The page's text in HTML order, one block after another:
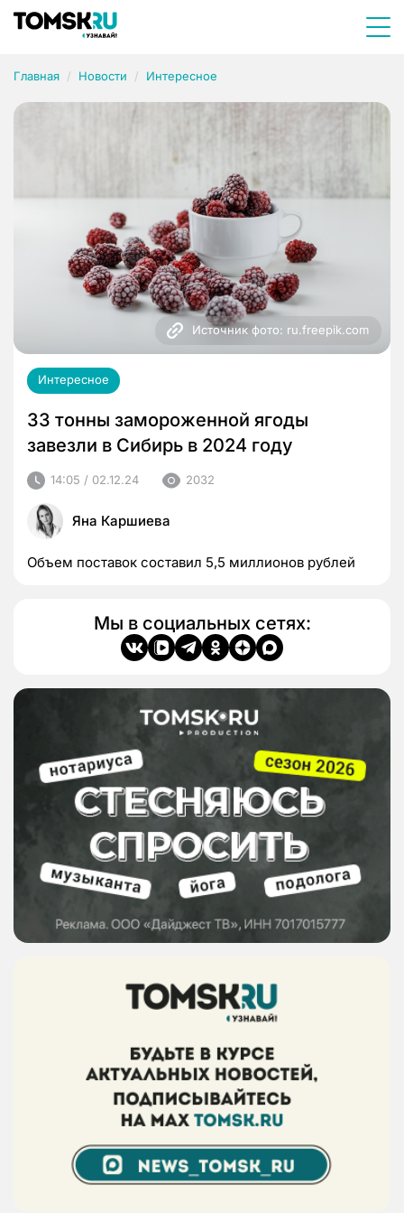
Главная Новости Интересное
Источник фото: ru.freepik.com
Интересное
33 тонны замороженной ягоды
завезли в Сибирь в 2024 году
14:05 / 02.12.24 2032
Яна Каршиева
Объем поставок составил 5,5 миллионов рублей
Мы в социальных сетях: